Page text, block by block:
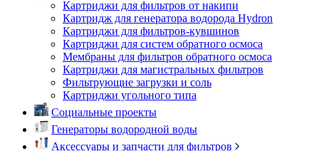
Картриджи для фильтров от накипи
Картридж для генератора водорода Hydron
Картриджи для фильтров-кувшинов
Картриджи для систем обратного осмоса
Мембраны для фильтров обратного осмоса
Картриджи для магистральных фильтров
Фильтрующие загрузки и соль
Картриджи угольного типа
Социальные проекты
Генераторы водородной воды
Аксессуары и запчасти для фильтров